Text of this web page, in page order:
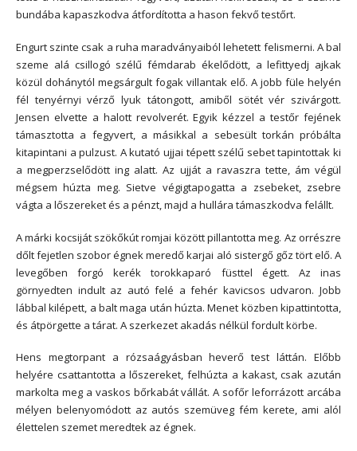
bundába kapaszkodva átfordította a hason fekvő testőrt.
Engurt szinte csak a ruha maradványaiból lehetett felismerni. A bal
szeme alá csillogó szélű fémdarab ékelődött, a lefittyedj ajkak
közül dohánytól megsárgult fogak villantak elő. A jobb füle helyén
fél tenyérnyi vérző lyuk tátongott, amiből sötét vér szivárgott.
Jensen elvette a halott revolverét. Egyik kézzel a testőr fejének
támasztotta a fegyvert, a másikkal a sebesült torkán próbálta
kitapintani a pulzust. A kutató ujjai tépett szélű sebet tapintottak ki
a megperzselődött ing alatt. Az ujját a ravaszra tette, ám végül
mégsem húzta meg. Sietve végigtapogatta a zsebeket, zsebre
vágta a lőszereket és a pénzt, majd a hullára támaszkodva felállt.
A márki kocsiját szökőkút romjai között pillantotta meg. Az orrészre
dőlt fejetlen szobor égnek meredő karjai aló sistergő gőz tört elő. A
levegőben forgó kerék torokkaparó füsttel égett. Az inas
görnyedten indult az autó felé a fehér kavicsos udvaron. Jobb
lábbal kilépett, a balt maga után húzta. Menet közben kipattintotta,
és átpörgette a tárat. A szerkezet akadás nélkül fordult körbe.
Hens megtorpant a rózsaágyásban heverő test láttán. Előbb
helyére csattantotta a lőszereket, felhúzta a kakast, csak azután
markolta meg a vaskos bőrkabát vállát. A sofőr leforrázott arcába
mélyen belenyomódott az autós szemüveg fém kerete, ami alól
élettelen szemet meredtek az égnek.